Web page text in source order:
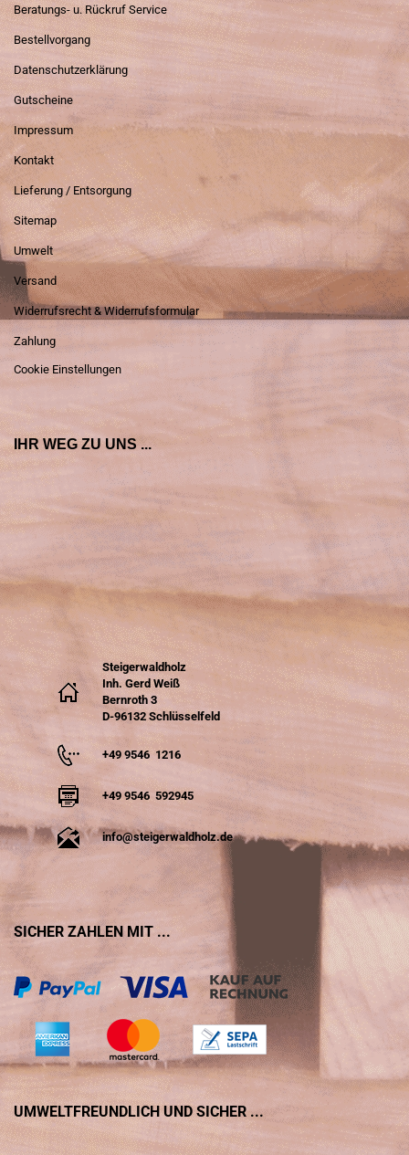
Beratungs- u. Rückruf Service
Bestellvorgang
Datenschutzerklärung
Gutscheine
Impressum
Kontakt
Lieferung / Entsorgung
Sitemap
Umwelt
Versand
Widerrufsrecht & Widerrufsformular
Zahlung
Cookie Einstellungen
IHR WEG ZU UNS ...
Steigerwaldholz
Inh. Gerd Weiß
Bernroth 3
D-96132 Schlüsselfeld
+49 9546 1216
+49 9546 592945
info@steigerwaldholz.de
SICHER ZAHLEN MIT ...
UMWELTFREUNDLICH UND SICHER ...